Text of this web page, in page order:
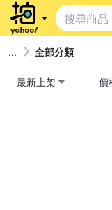
全部分類
最新上架 價